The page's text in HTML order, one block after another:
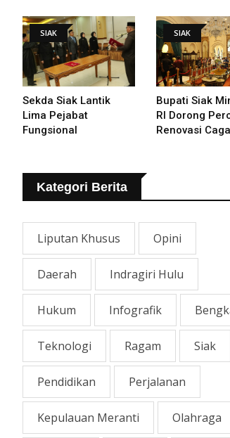
Pemugaran Istana
SIAK
Sekda Siak Lantik
Lima Pejabat
Fungsional
SIAK
Bupati Siak
RI Dorong
Renovasi
Kategori Berita
Liputan Khusus Opini
Daerah Indragiri Hulu
Hukum Infografik
Teknologi Ragam Siak
Pendidikan Perjalanan
Kepulauan Meranti Olahraga